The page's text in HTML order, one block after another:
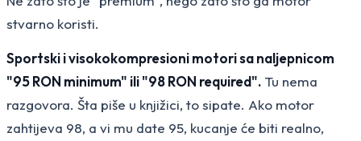
stvarno koristi.
Sportski i visokokompresioni motori sa naljepnicom
"95 RON minimum" ili "98 RON required". Tu nema
razgovora. Šta piše u knjižici, to sipate. Ako motor
zahtijeva 98, a vi mu date 95, kucanje će biti realno,